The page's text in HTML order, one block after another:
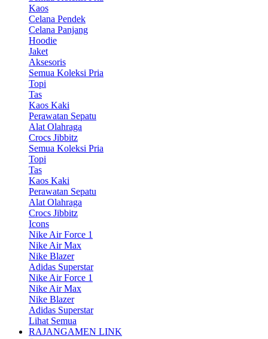
Kaos
Celana Pendek
Celana Panjang
Hoodie
Jaket
Aksesoris
Semua Koleksi Pria
Topi
Tas
Kaos Kaki
Perawatan Sepatu
Alat Olahraga
Crocs Jibbitz
Semua Koleksi Pria
Topi
Tas
Kaos Kaki
Perawatan Sepatu
Alat Olahraga
Crocs Jibbitz
Icons
Nike Air Force 1
Nike Air Max
Nike Blazer
Adidas Superstar
Nike Air Force 1
Nike Air Max
Nike Blazer
Adidas Superstar
Lihat Semua
RAJANGAMEN LINK